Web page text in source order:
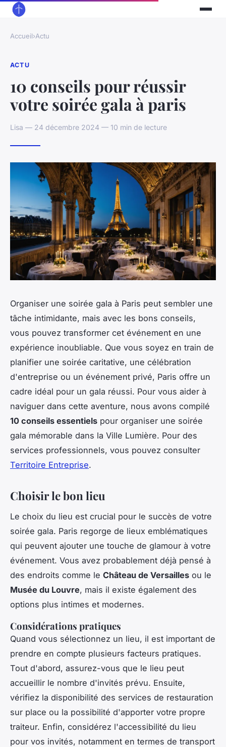
Accueil›Actu
ACTU
10 conseils pour réussir
votre soirée gala à paris
Lisa — 24 décembre 2024 — 10 min de lecture
Organiser une soirée gala à Paris peut sembler une
tâche intimidante, mais avec les bons conseils,
vous pouvez transformer cet événement en une
expérience inoubliable. Que vous soyez en train de
planifier une soirée caritative, une célébration
d'entreprise ou un événement privé, Paris offre un
cadre idéal pour un gala réussi. Pour vous aider à
naviguer dans cette aventure, nous avons compilé
10 conseils essentiels pour organiser une soirée
gala mémorable dans la Ville Lumière. Pour des
services professionnels, vous pouvez consulter
Territoire Entreprise.
Choisir le bon lieu
Le choix du lieu est crucial pour le succès de votre
soirée gala. Paris regorge de lieux emblématiques
qui peuvent ajouter une touche de glamour à votre
événement. Vous avez probablement déjà pensé à
des endroits comme le Château de Versailles ou le
Musée du Louvre, mais il existe également des
options plus intimes et modernes.
Considérations pratiques
Quand vous sélectionnez un lieu, il est important de
prendre en compte plusieurs facteurs pratiques.
Tout d'abord, assurez-vous que le lieu peut
accueillir le nombre d'invités prévu. Ensuite,
vérifiez la disponibilité des services de restauration
sur place ou la possibilité d'apporter votre propre
traiteur. Enfin, considérez l'accessibilité du lieu
pour vos invités, notamment en termes de transport